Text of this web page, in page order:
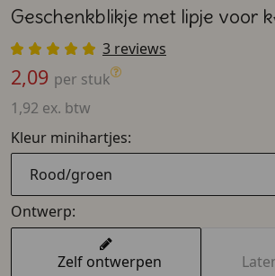
Geschenkblikje met lipje voor
3 reviews
2,09 per stuk
1,92 ex. btw
Kleur minihartjes:
Rood/groen
Ontwerp:
Zelf ontwerpen